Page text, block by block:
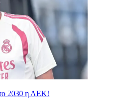
2030 η ΑΕΚ!